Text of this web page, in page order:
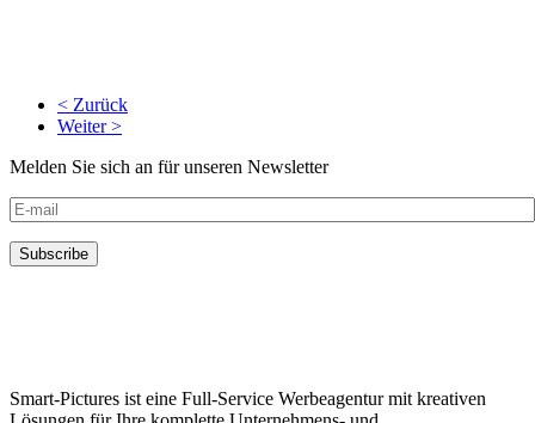
< Zurück
Weiter >
Melden Sie sich an für unseren Newsletter
Smart-Pictures ist eine Full-Service Werbeagentur mit kreativen